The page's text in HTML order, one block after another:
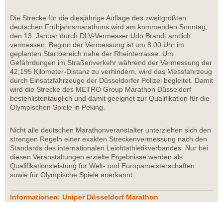
Die Strecke für die diesjährige Auflage des zweitgrößten
deutschen Frühjahrsmarathons wird am kommenden Sonntag,
den 13. Januar durch DLV-Vermesser Udo Brandt amtlich
vermessen. Beginn der Vermessung ist um 8.00 Uhr im
geplanten Startbereich nahe der Rheinterrasse. Um
Gefährdungen im Straßenverkehr während der Vermessung der
42,195 Kilometer-Distanz zu verhindern, wird das Messfahrzeug
durch Einsatzfahrzeuge der Düsseldorfer Polizei begleitet. Damit
wird die Strecke des METRO Group Marathon Düsseldorf
bestenlistentauglich und damit geeignet zur Qualifikation für die
Olympischen Spiele in Peking.
Nicht alle deutschen Marathonveranstalter unterziehen sich den
strengen Regeln einer exakten Streckenvermessung nach den
Standards des internationalen Leichtathletikverbandes. Nur bei
diesen Veranstaltungen erzielte Ergebnisse werden als
Qualifikationsleistung für Welt- und Europameisterschaften
sowie für Olympische Spiele anerkannt.
Informationen: Uniper Düsseldorf Marathon